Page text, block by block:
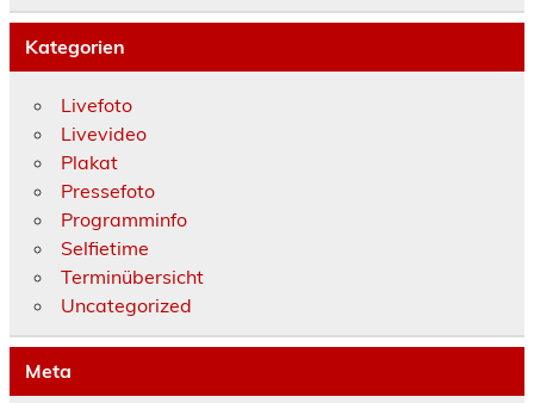
Kategorien
Livefoto
Livevideo
Plakat
Pressefoto
Programminfo
Selfietime
Terminübersicht
Uncategorized
Meta